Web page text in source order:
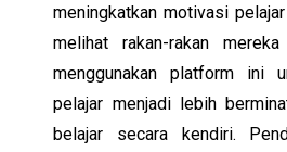
meningkatkan motivasi
melihat rakan-rakan
menggunakan platform ini
pelajar menjadi lebih
belajar secara kendiri.